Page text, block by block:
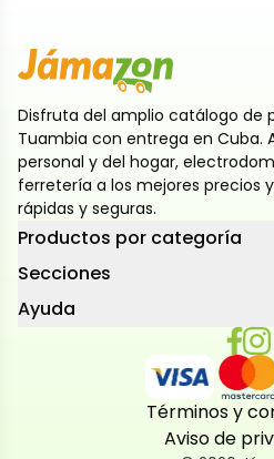
Disfruta del amplio catálogo de
Tuambia con entrega en Cuba.
personal y del hogar,
ferretería a los mejores precios
rápidas y seguras.
Productos por categoría
Secciones
Ayuda
Términos y
Aviso de